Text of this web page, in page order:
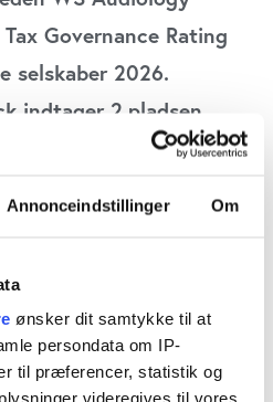
Annonceindstillinger Om
ønsker dit samtykke til at
persondata om IP-
til præferencer, statistik og
videregives til vores
Governance Rating
selskaber 2026.
indtager 2.pladsen,
som Genmab, LEO
life science selskaber
erhvervsliv, skriver
i dette
life science selskabers